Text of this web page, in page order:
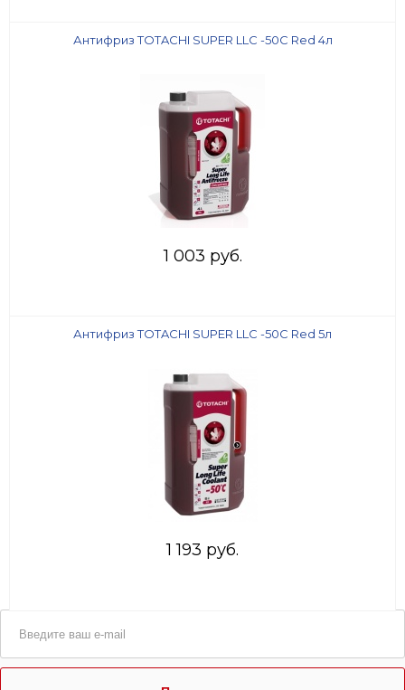
Антифриз TOTACHI SUPER LLC -50C Red 4л
1 003 руб.
Антифриз TOTACHI SUPER LLC -50C Red 5л
1 193 руб.